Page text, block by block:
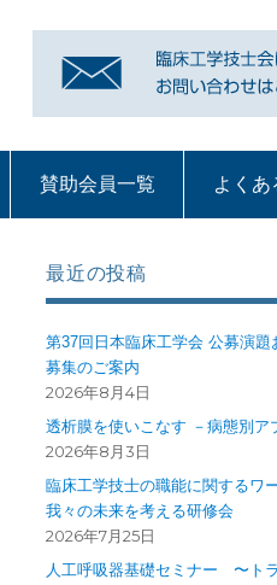
賛助会員一覧 よくあ
最近の投稿
第37回日本臨床工学会 公募演題
募集のご案内
2026年8月4日
透析膜を使いこなす －病態別ア
2026年8月3日
臨床工学技士の職能に関するワ
我々の未来を考える研修会
2026年7月25日
人工呼吸器基礎セミナー 〜ト